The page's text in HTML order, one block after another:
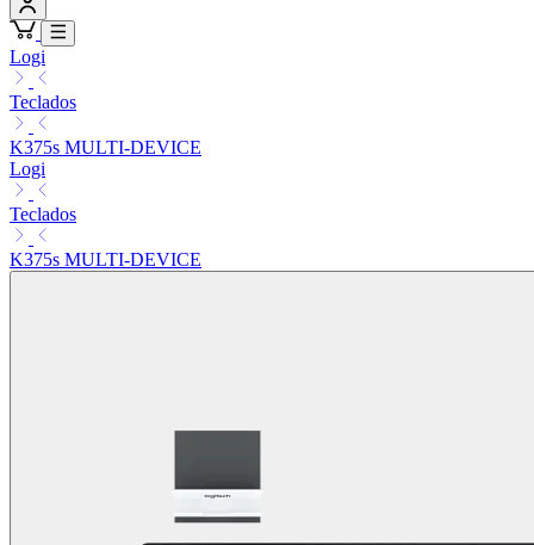
Logi
Teclados
K375s MULTI-DEVICE
Logi
Teclados
K375s MULTI-DEVICE